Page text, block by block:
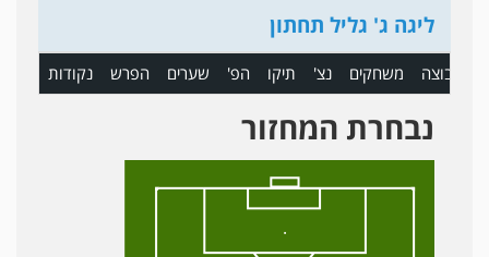
ליגה ג' גליל תחתון
קבוצה משחקים נצ' תיקו הפ' שערים הפרש נקודות
נבחרת המחזור